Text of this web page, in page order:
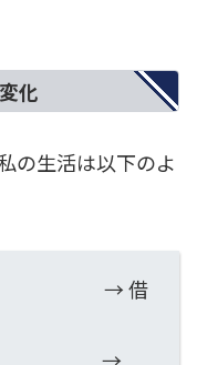
化
の生活は以下のよ
円 → 借